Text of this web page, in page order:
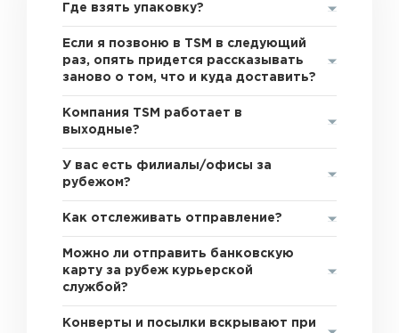
Где взять упаковку?
Если я позвоню в TSM в следующий
раз, опять придется рассказывать
заново о том, что и куда доставить?
Компания TSM работает в
выходные?
У вас есть филиалы/офисы за
рубежом?
Как отслеживать отправление?
Можно ли отправить банковскую
карту за рубеж курьерской
службой?
Конверты и посылки вскрывают при